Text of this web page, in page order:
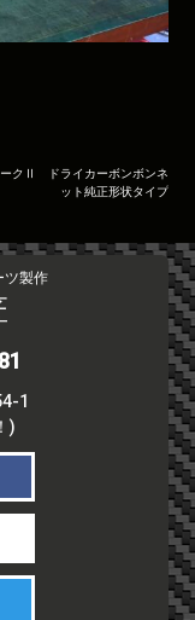
クⅡ ドライカーボンボンネ
ット純正形状タイプ
ツ製作
1
)